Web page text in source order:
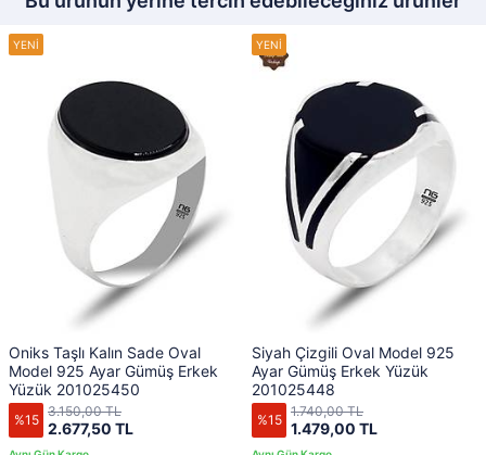
Oniks Taşlı Kalın Sade Oval
Model 925 Ayar Gümüş Erkek
Yüzük 201025450
%15 2.677,50 TL
3.150,00 TL
Siyah Çizgili Oval Model 925
Ayar Gümüş Erkek Yüzük
201025448
%15 1.479,00 TL
1.740,00 TL